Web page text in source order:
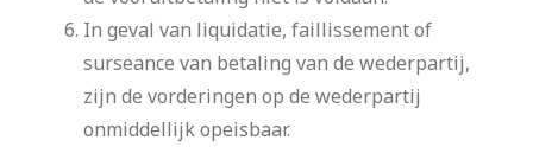
In geval van liquidatie, faillissement of
surseance van betaling van de wederpartij,
zijn de vorderingen op de wederpartij
onmiddellijk opeisbaar.